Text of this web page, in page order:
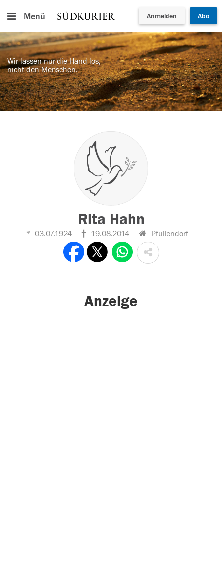
Menü Anmelden Abo
Wir lassen nur die Hand los,
nicht den Menschen.
Rita Hahn
03.07.1924 19.08.2014 Pfullendorf
Anzeige